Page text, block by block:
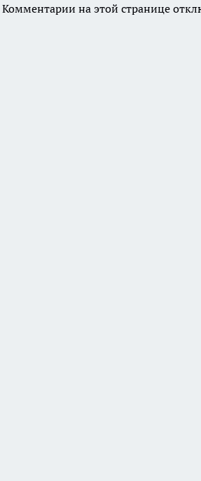
Комментарии на этой странице